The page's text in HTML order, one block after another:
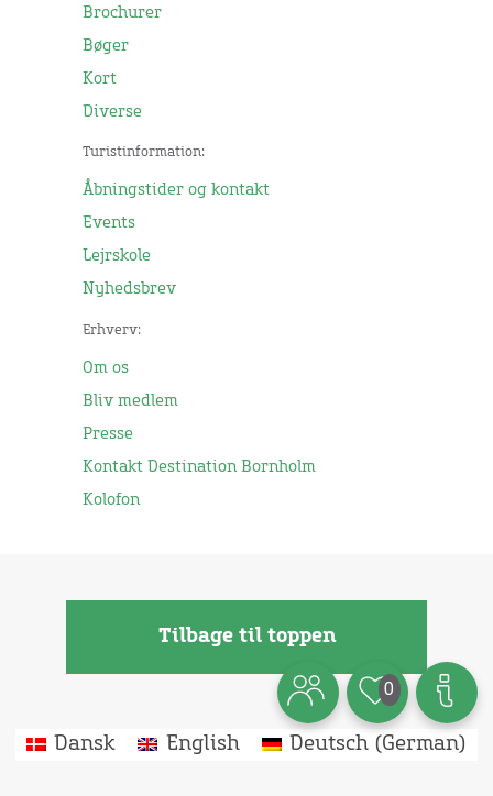
Brochurer
Bøger
Kort
Diverse
Turistinformation:
Åbningstider og kontakt
Events
Lejrskole
Nyhedsbrev
Erhverv:
Om os
Bliv medlem
Presse
Kontakt Destination Bornholm
Kolofon
Tilbage til toppen
0
Dansk English Deutsch(German)